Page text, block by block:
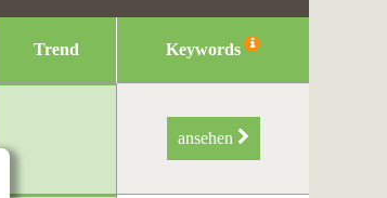
Trend Keywords
ansehen